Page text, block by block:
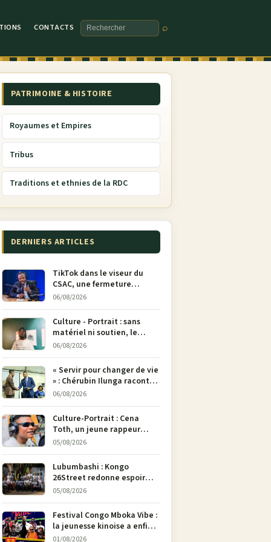
CONTACTS
Rechercher
⌕
PATRIMOINE & HISTOIRE
Royaumes et Empires
Tribus
Traditions et ethnies de la RDC
DERNIERS ARTICLES
TikTok dans le viseur du
CSAC, une fermeture
envisagée pour contrer la
propagande du M23
06/08/2026
Culture - Portrait : sans
matériel ni soutien, le
dessinateur Justin
Mulengera refuse de poser
son crayon
06/08/2026
« Servir pour changer de vie
» : Chérubin Ilunga raconte
le parcours du député
Tshimbu en 137 pages
06/08/2026
Culture-Portrait : Cena
Toth, un jeune rappeur
déterminé à faire entendre
05/08/2026
Lubumbashi : Kongo
26Street redonne espoir
aux enfants de la rue par
05/08/2026
Festival Congo Mboka Vibe :
la jeunesse kinoise a enfin
sa plateforme de culture
01/08/2026